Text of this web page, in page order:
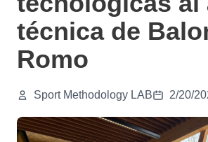
técnica de
Romo
Sport Methodology LAB 2/20/